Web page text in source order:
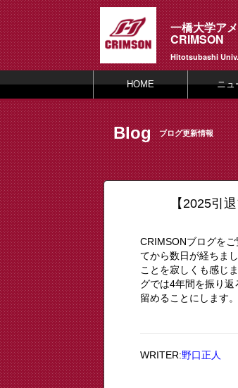
一橋大学ア
CRIMSON
Hitotsubashi
HOME ニュ
Blog ブログ更新情報
【2025引
CRIMSONブログを
てから数日が経ちま
ことを寂しくも感じ
グでは4年間を振り
留めることにします
WRITER:野口正人